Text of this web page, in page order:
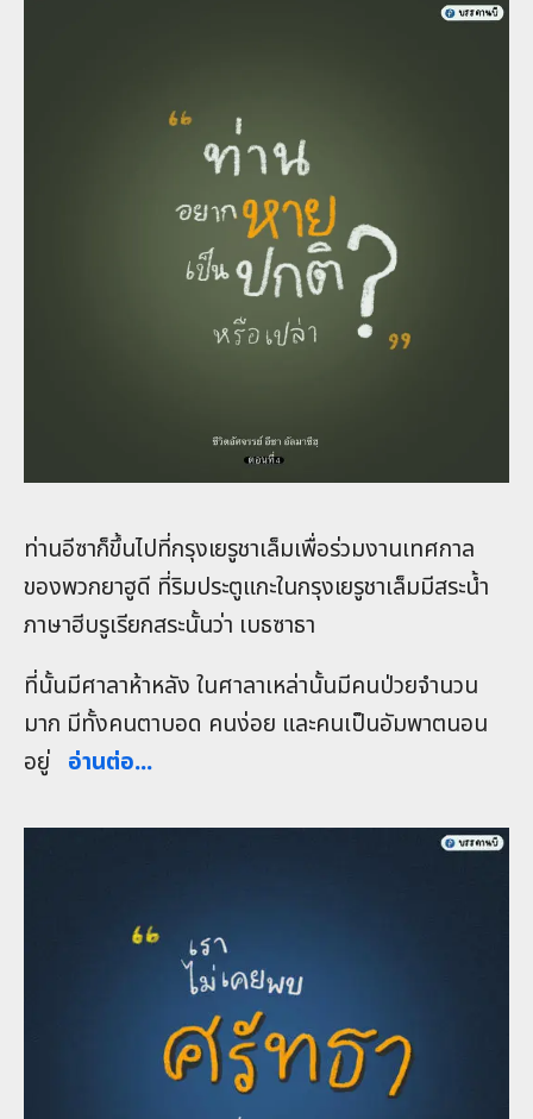
ท่านอีซาก็ขึ้นไปที่กรุงเยรูชาเล็มเพื่อร่วมงานเทศกาล
ของพวกยาฮูดี ที่ริมประตูแกะในกรุงเยรูชาเล็มมีสระน้ำ
ภาษาฮีบรูเรียกสระนั้นว่า เบธซาธา
ที่นั้นมีศาลาห้าหลัง ในศาลาเหล่านั้นมีคนป่วยจำนวน
มาก มีทั้งคนตาบอด คนง่อย และคนเป็นอัมพาตนอน
อยู่ อ่านต่อ...